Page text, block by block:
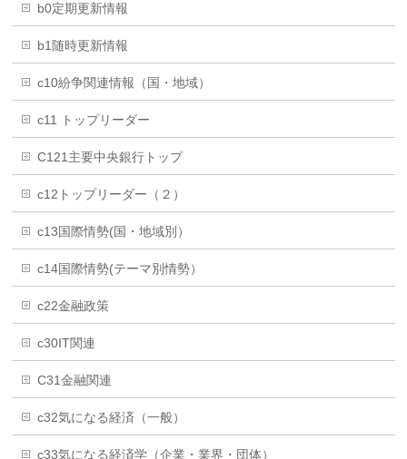
b0定期更新情報
b1随時更新情報
c10紛争関連情報（国・地域）
c11 トップリーダー
C121主要中央銀行トップ
c12トップリーダー（２）
c13国際情勢(国・地域別）
c14国際情勢(テーマ別情勢）
c22金融政策
c30IT関連
C31金融関連
c32気になる経済（一般）
c33気になる経済学（企業・業界・団体）